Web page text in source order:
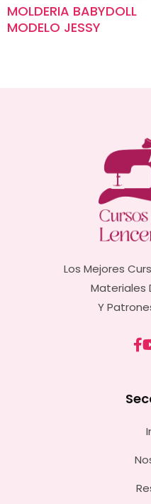
MOLDERIA BABYDOLL
MODELO JESSY
Los Mejores
Materiales
Y